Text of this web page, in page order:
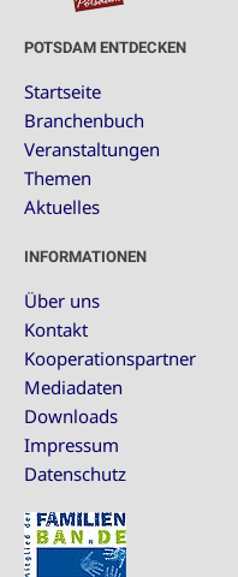
POTSDAM ENTDECKEN
Startseite
Branchenbuch
Veranstaltungen
Themen
Aktuelles
INFORMATIONEN
Über uns
Kontakt
Kooperationspartner
Mediadaten
Downloads
Impressum
Datenschutz